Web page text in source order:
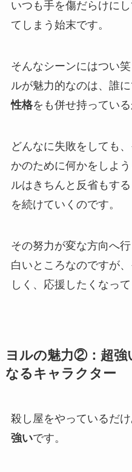
いつも手を傷だらけに
てしまう始末です。
そんなシーンにはつい
ルが魅力的なのは、誰
性格をも併せ持っている
どんなに失敗をしても
かのために何かをしよ
ルはきちんと反省もす
を続けていくのです。
その努力が変な方向へ
白いところなのですが
しく、応援したくなって
ヨルの魅力②：超強
なるキャラクター
殺し屋をやっているだ
強いです。